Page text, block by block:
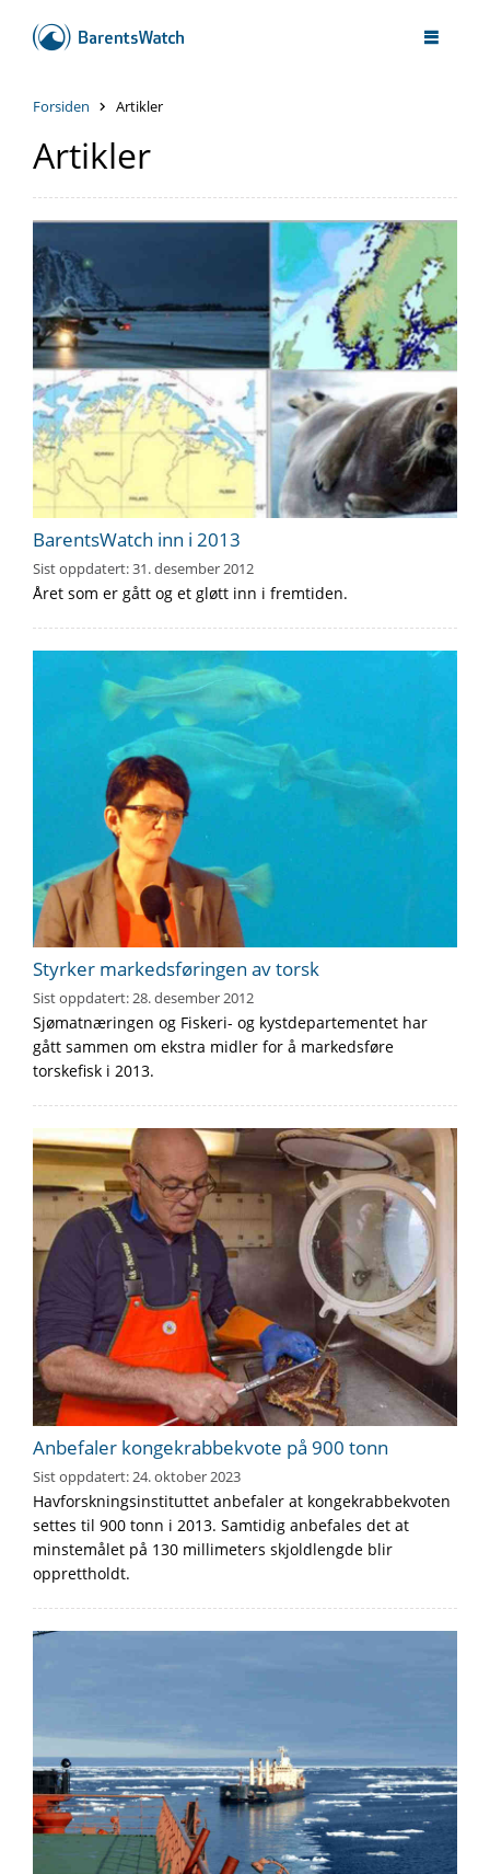
Forsiden Artikler
Artikler
BarentsWatch inn i 2013
Sist oppdatert:31. desember 2012
Året som er gått og et gløtt inn i fremtiden.
Styrker markedsføringen av torsk
Sist oppdatert:28. desember 2012
Sjømatnæringen og Fiskeri- og kystdepartementet har
gått sammen om ekstra midler for å markedsføre
torskefisk i 2013.
Anbefaler kongekrabbekvote på 900 tonn
Sist oppdatert:24. oktober 2023
Havforskningsinstituttet anbefaler at kongekrabbekvoten
settes til 900 tonn i 2013. Samtidig anbefales det at
minstemålet på 130 millimeters skjoldlengde blir
opprettholdt.